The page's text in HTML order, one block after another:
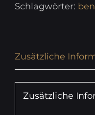
Schlagwörter:
Zusätzliche
Zusätzliche